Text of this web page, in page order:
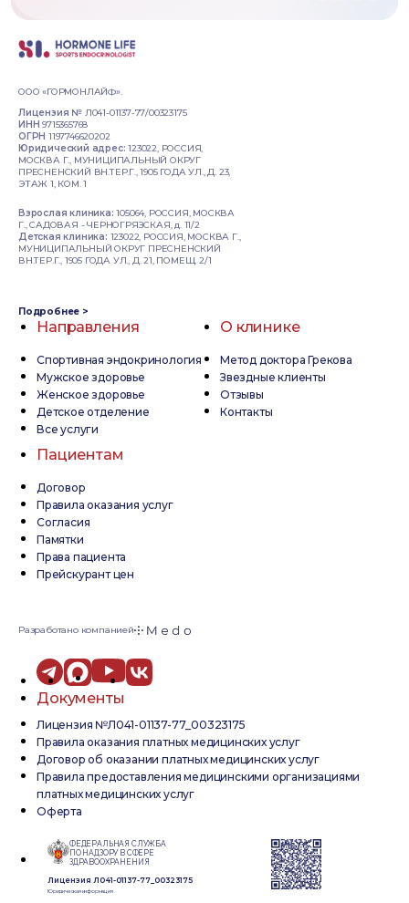
ООО «ГОРМОНЛАЙФ».
Лицензия № Л041-01137-77/00323175
ИНН 9715365768
ОГРН 1197746620202
Юридический адрес:123022, РОССИЯ,
МОСКВА Г., МУНИЦИПАЛЬНЫЙ ОКРУГ
ПРЕСНЕНСКИЙ ВН.ТЕР.Г., 1905 ГОДА УЛ., Д. 23,
ЭТАЖ 1, КОМ. 1
Взрослая клиника: 105064, РОССИЯ, МОСКВА
Г., САДОВАЯ - ЧЕРНОГРЯЗСКАЯ, д. 11/2
Детская клиника: 123022, РОССИЯ, МОСКВА Г.,
МУНИЦИПАЛЬНЫЙ ОКРУГ ПРЕСНЕНСКИЙ
ВН.ТЕР.Г., 1905 ГОДА УЛ., Д. 21, ПОМЕЩ. 2/1
Подробнее >
Направления
Спортивная эндокринология
Мужское здоровье
Женское здоровье
Детское отделение
Все услуги
О клинике
Метод доктора Грекова
Звездные клиенты
Отзывы
Контакты
Пациентам
Договор
Правила оказания услуг
Согласия
Памятки
Права пациента
Прейскурант цен
Разработано компанией
Документы
Лицензия №Л041-01137-77_00323175
Правила оказания платных медицинских услуг
Договор об оказании платных медицинских услуг
Правила предоставления медицинскими организациями
платных медицинских услуг
Оферта
ФЕДЕРАЛЬНАЯ СЛУЖБА
ПО НАДЗОРУ В СФЕРЕ
ЗДРАВООХРАНЕНИЯ
Лицензия Л041-01137-77_00323175
Юридическая информация